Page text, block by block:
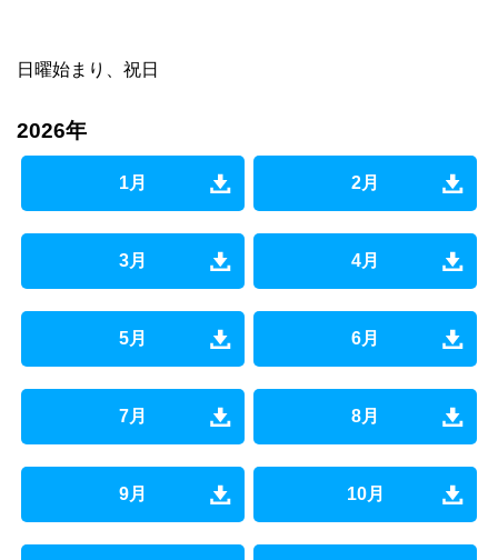
日曜始まり、祝日
2026年
1月 2月
3月 4月
5月 6月
7月 8月
9月 10月